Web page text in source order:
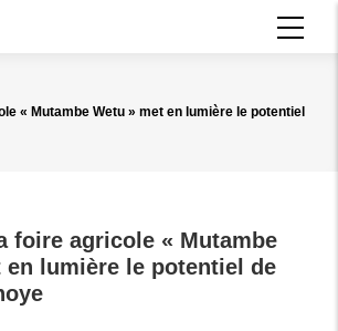
« Mutambe Wetu » met en lumière le potentiel
foire agricole « Mutambe
en lumière le potentiel de